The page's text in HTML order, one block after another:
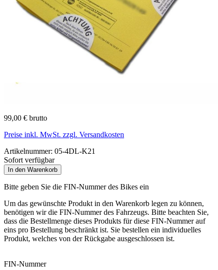
99,00 € brutto
Preise inkl. MwSt. zzgl. Versandkosten
Artikelnummer: 05-4DL-K21
Sofort verfügbar
In den Warenkorb
Bitte geben Sie die FIN-Nummer des Bikes ein
Um das gewünschte Produkt in den Warenkorb legen zu können,
benötigen wir die FIN-Nummer des Fahrzeugs. Bitte beachten Sie,
dass die Bestellmenge dieses Produkts für diese FIN-Nummer auf
eins pro Bestellung beschränkt ist. Sie bestellen ein individuelles
Produkt, welches von der Rückgabe ausgeschlossen ist.
FIN-Nummer